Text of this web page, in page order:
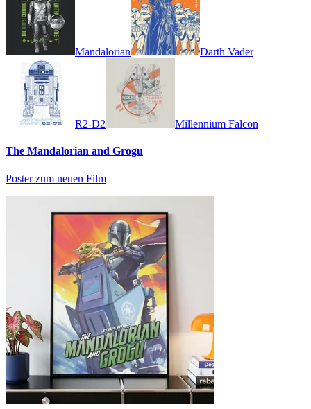
Mandalorian Darth Vader
R2-D2 Millennium Falcon
The Mandalorian and Grogu
Poster zum neuen Film